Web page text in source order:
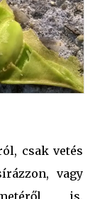
csak vetés
vagy